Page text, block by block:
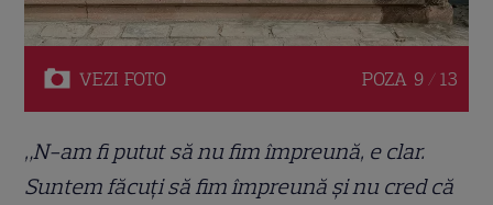
VEZI FOTO POZA 9 / 13
„N-am fi putut să nu fim împreună, e clar.
Suntem făcuți să fim împreună și nu cred că